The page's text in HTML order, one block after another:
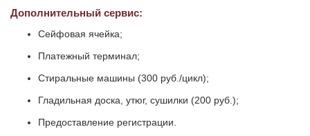
Дополнительный сервис:
Сейфовая ячейка;
Платежный терминал;
Стиральные машины (300 руб./цикл);
Гладильная доска, утюг, сушилки (200 руб.);
Предоставление регистрации.